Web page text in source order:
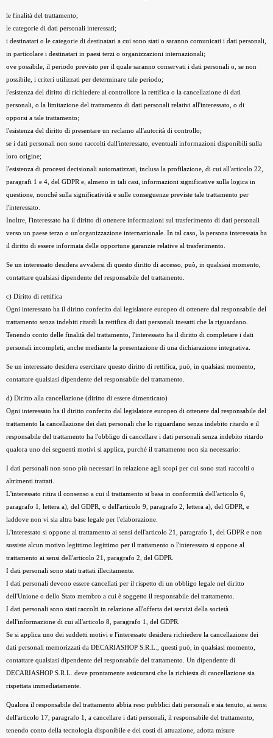
le finalità del trattamento;
le categorie di dati personali interessati;
i destinatari o le categorie di destinatari a cui sono stati o saranno comunicati i dati personali,
in particolare i destinatari in paesi terzi o organizzazioni internazionali;
ove possibile, il periodo previsto per il quale saranno conservati i dati personali o, se non
possibile, i criteri utilizzati per determinare tale periodo;
l'esistenza del diritto di richiedere al controllore la rettifica o la cancellazione di dati
personali, o la limitazione del trattamento di dati personali relativi all'interessato, o di
opporsi a tale trattamento;
l'esistenza del diritto di presentare un reclamo all'autorità di controllo;
se i dati personali non sono raccolti dall'interessato, eventuali informazioni disponibili sulla
loro origine;
l'esistenza di processi decisionali automatizzati, inclusa la profilazione, di cui all'articolo 22,
paragrafi 1 e 4, del GDPR e, almeno in tali casi, informazioni significative sulla logica in
questione, nonché sulla significatività e sulle conseguenze previste tale trattamento per
l'interessato.
Inoltre, l'interessato ha il diritto di ottenere informazioni sul trasferimento di dati personali
verso un paese terzo o un'organizzazione internazionale. In tal caso, la persona interessata ha
il diritto di essere informata delle opportune garanzie relative al trasferimento.
Se un interessato desidera avvalersi di questo diritto di accesso, può, in qualsiasi momento,
contattare qualsiasi dipendente del responsabile del trattamento.
c) Diritto di rettifica
Ogni interessato ha il diritto conferito dal legislatore europeo di ottenere dal responsabile del
trattamento senza indebiti ritardi la rettifica di dati personali inesatti che la riguardano.
Tenendo conto delle finalità del trattamento, l'interessato ha il diritto di completare i dati
personali incompleti, anche mediante la presentazione di una dichiarazione integrativa.
Se un interessato desidera esercitare questo diritto di rettifica, può, in qualsiasi momento,
contattare qualsiasi dipendente del responsabile del trattamento.
d) Diritto alla cancellazione (diritto di essere dimenticato)
Ogni interessato ha il diritto conferito dal legislatore europeo di ottenere dal responsabile del
trattamento la cancellazione dei dati personali che lo riguardano senza indebito ritardo e il
responsabile del trattamento ha l'obbligo di cancellare i dati personali senza indebito ritardo
qualora uno dei seguenti motivi si applica, purché il trattamento non sia necessario:
I dati personali non sono più necessari in relazione agli scopi per cui sono stati raccolti o
altrimenti trattati.
L'interessato ritira il consenso a cui il trattamento si basa in conformità dell'articolo 6,
paragrafo 1, lettera a), del GDPR, o dell'articolo 9, paragrafo 2, lettera a), del GDPR, e
laddove non vi sia altra base legale per l'elaborazione.
L'interessato si oppone al trattamento ai sensi dell'articolo 21, paragrafo 1, del GDPR e non
sussiste alcun motivo legittimo legittimo per il trattamento o l'interessato si oppone al
trattamento ai sensi dell'articolo 21, paragrafo 2, del GDPR.
I dati personali sono stati trattati illecitamente.
I dati personali devono essere cancellati per il rispetto di un obbligo legale nel diritto
dell'Unione o dello Stato membro a cui è soggetto il responsabile del trattamento.
I dati personali sono stati raccolti in relazione all'offerta dei servizi della società
dell'informazione di cui all'articolo 8, paragrafo 1, del GDPR.
Se si applica uno dei suddetti motivi e l'interessato desidera richiedere la cancellazione dei
dati personali memorizzati da DECARIASHOP S.R.L., questi può, in qualsiasi momento,
contattare qualsiasi dipendente del responsabile del trattamento. Un dipendente di
DECARIASHOP S.R.L. deve prontamente assicurarsi che la richiesta di cancellazione sia
rispettata immediatamente.
Qualora il responsabile del trattamento abbia reso pubblici dati personali e sia tenuto, ai sensi
dell'articolo 17, paragrafo 1, a cancellare i dati personali, il responsabile del trattamento,
tenendo conto della tecnologia disponibile e dei costi di attuazione, adotta misure